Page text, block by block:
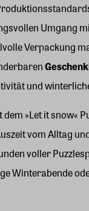
Umgang
Verpackung
und
»Let it snow«
vom Alltag
voller
Winterabende